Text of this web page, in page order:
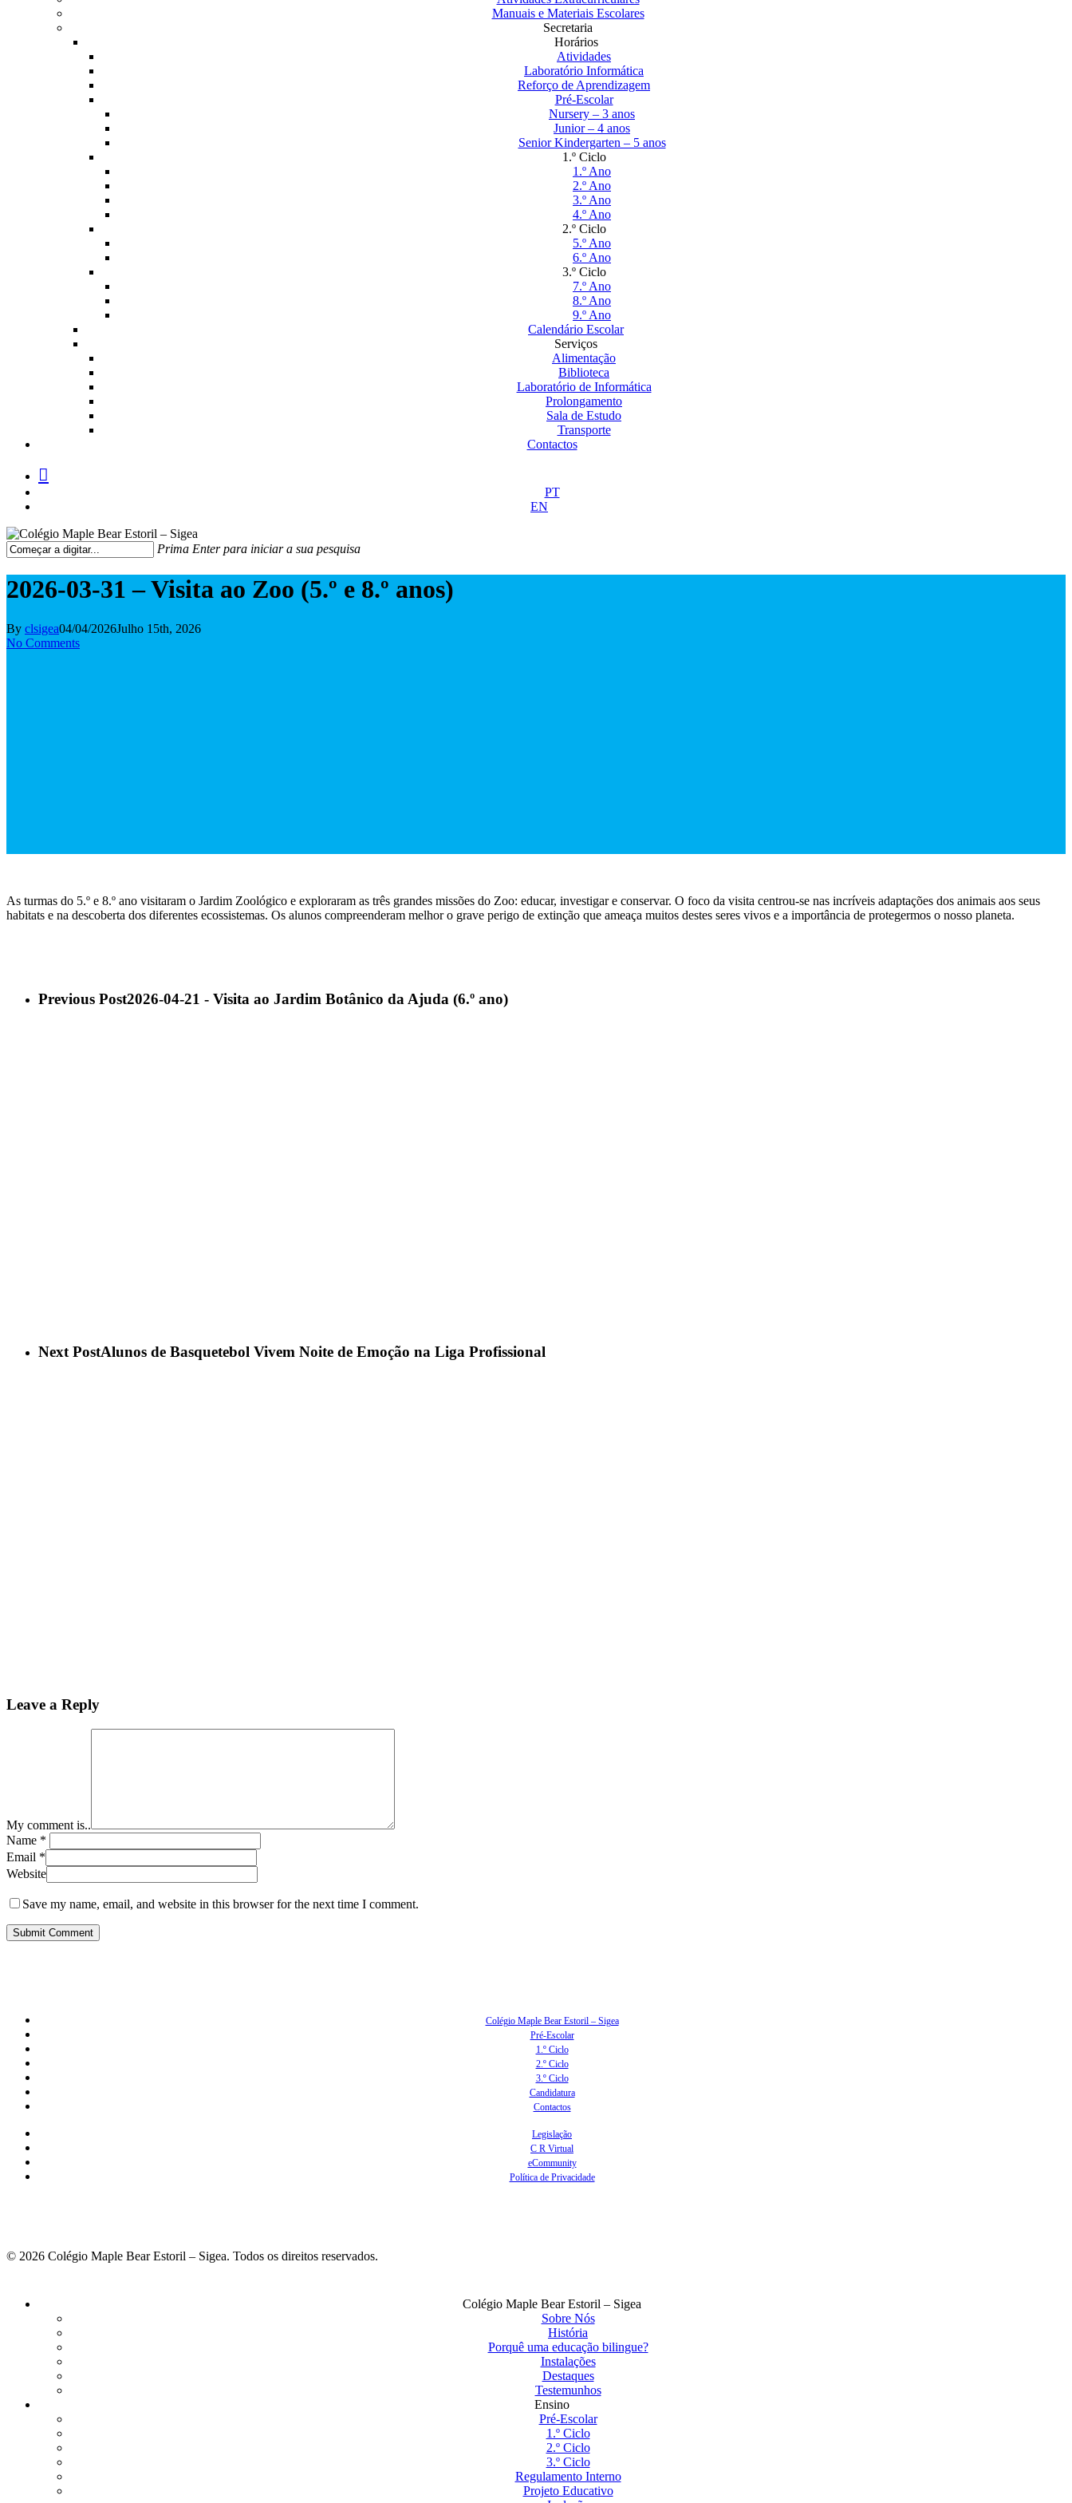
Manuais e Materiais Escolares
Secretaria
Horários
Atividades
Laboratório Informática
Reforço de Aprendizagem
Pré-Escolar
Nursery – 3 anos
Junior – 4 anos
Senior Kindergarten – 5 anos
1.º Ciclo
1.º Ano
2.º Ano
3.º Ano
4.º Ano
2.º Ciclo
5.º Ano
6.º Ano
3.º Ciclo
7.º Ano
8.º Ano
9.º Ano
Calendário Escolar
Serviços
Alimentação
Biblioteca
Laboratório de Informática
Prolongamento
Sala de Estudo
Transporte
Contactos
facebook
instagram
medium
PT
EN
Prima Enter para iniciar a sua pesquisa
Pesquisa
2026-03-31 – Visita ao Zoo (5.º e 8.º anos)
By clsigea04/04/2026Julho 15th, 2026
No Comments
As turmas do 5.º e 8.º ano visitaram o Jardim Zoológico e exploraram as três grandes missões do Zoo: educar, investigar e conservar. O foco da visita centrou-se nas incríveis adaptações dos animais aos seus
habitats e na descoberta dos diferentes ecossistemas. Os alunos compreenderam melhor o grave perigo de extinção que ameaça muitos destes seres vivos e a importância de protegermos o nosso planeta.
Previous Post2026-04-21 - Visita ao Jardim Botânico da Ajuda (6.º ano)
Next PostAlunos de Basquetebol Vivem Noite de Emoção na Liga Profissional
Leave a Reply
My comment is..
Name *
Email *
Website
Save my name, email, and website in this browser for the next time I comment.
Colégio Maple Bear Estoril – Sigea
Pré-Escolar
1.º Ciclo
2.º Ciclo
3.º Ciclo
Candidatura
Contactos
Legislação
C R Virtual
eCommunity
Política de Privacidade
© 2026 Colégio Maple Bear Estoril – Sigea. Todos os direitos reservados.
Fechar
Colégio Maple Bear Estoril – Sigea
Sobre Nós
História
Porquê uma educação bilingue?
Instalações
Destaques
Testemunhos
Ensino
Pré-Escolar
1.º Ciclo
2.º Ciclo
3.º Ciclo
Regulamento Interno
Projeto Educativo